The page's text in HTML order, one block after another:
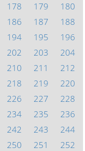
178 179
180
186 187
188
194 195
196
202 203
204
210 211
212
218 219
220
226 227
228
234 235
236
242 243
244
250 251
252